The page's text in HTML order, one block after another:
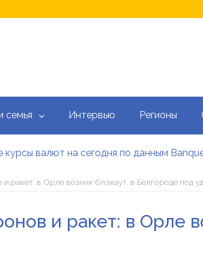
семья Интервью Регионы
курсы валют на сегодня по данным
гривен военным: кто может получить
сегодня онлайн: Оперативный обзор НБУ,
и ракет: в Орле возник блэкаут, в Белгороде под
и ракет: в Орле